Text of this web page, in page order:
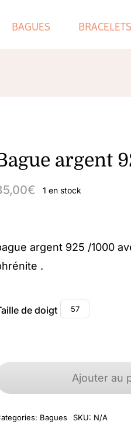
BAGUES BRACELETS
argent
€ 1 en stock
argent 925 /1000
.
de doigt
 57
de
Ajouter au
Bagues SKU: N/A